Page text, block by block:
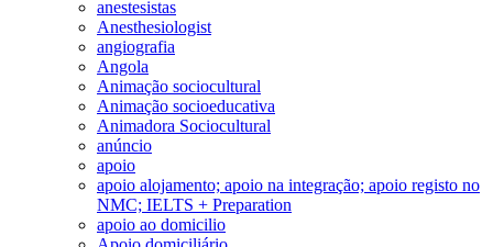
anestesistas
Anesthesiologist
angiografia
Angola
Animação sociocultural
Animação socioeducativa
Animadora Sociocultural
anúncio
apoio
apoio alojamento; apoio na integração; apoio registo no
NMC; IELTS + Preparation
apoio ao domicilio